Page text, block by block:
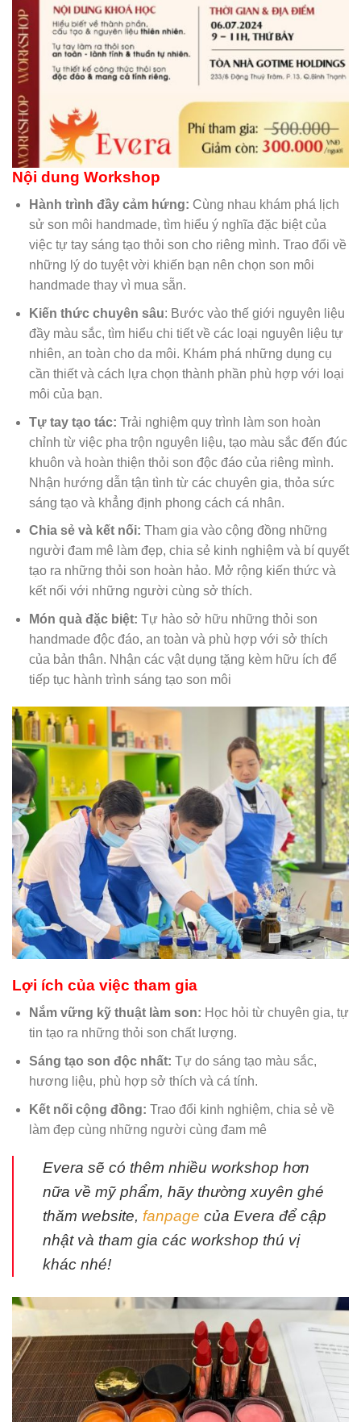
Nội dung Workshop
Hành trình đầy cảm hứng: Cùng nhau khám phá lịch
sử son môi handmade, tìm hiểu ý nghĩa đặc biệt của
việc tự tay sáng tạo thỏi son cho riêng mình. Trao đổi về
những lý do tuyệt vời khiến bạn nên chọn son môi
handmade thay vì mua sẵn.
Kiến thức chuyên sâu: Bước vào thế giới nguyên liệu
đầy màu sắc, tìm hiểu chi tiết về các loại nguyên liệu tự
nhiên, an toàn cho da môi. Khám phá những dụng cụ
cần thiết và cách lựa chọn thành phần phù hợp với loại
môi của bạn.
Tự tay tạo tác: Trải nghiệm quy trình làm son hoàn
chỉnh từ việc pha trộn nguyên liệu, tạo màu sắc đến đúc
khuôn và hoàn thiện thỏi son độc đáo của riêng mình.
Nhận hướng dẫn tận tình từ các chuyên gia, thỏa sức
sáng tạo và khẳng định phong cách cá nhân.
Chia sẻ và kết nối: Tham gia vào cộng đồng những
người đam mê làm đẹp, chia sẻ kinh nghiệm và bí quyết
tạo ra những thỏi son hoàn hảo. Mở rộng kiến thức và
kết nối với những người cùng sở thích.
Món quà đặc biệt: Tự hào sở hữu những thỏi son
handmade độc đáo, an toàn và phù hợp với sở thích
của bản thân. Nhận các vật dụng tặng kèm hữu ích để
tiếp tục hành trình sáng tạo son môi
Lợi ích của việc tham gia
Nắm vững kỹ thuật làm son: Học hỏi từ chuyên gia, tự
tin tạo ra những thỏi son chất lượng.
Sáng tạo son độc nhất: Tự do sáng tạo màu sắc,
hương liệu, phù hợp sở thích và cá tính.
Kết nối cộng đồng: Trao đổi kinh nghiệm, chia sẻ về
làm đẹp cùng những người cùng đam mê
Evera sẽ có thêm nhiều workshop hơn
nữa về mỹ phẩm, hãy thường xuyên ghé
thăm website, fanpage của Evera để cập
nhật và tham gia các workshop thú vị
khác nhé!